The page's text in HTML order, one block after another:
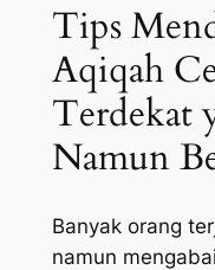
Tips
Aqiqah
Terdekat
Namun
Banyak orang
namun